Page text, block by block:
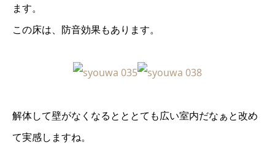
ます。
この床は、防音効果もあります。
解体して壁がなくなるとととても広い室内だなぁと改め
て実感しますね。